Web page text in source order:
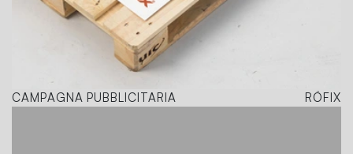
CAMPAGNA PUBBLICITARIA RÖFIX